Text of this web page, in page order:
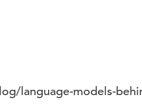
language-models-